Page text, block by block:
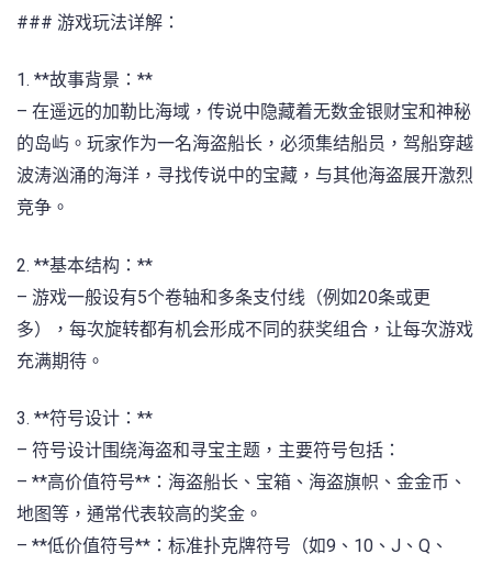
### 游戏玩法详解：
1. **故事背景：**
– 在遥远的加勒比海域，传说中隐藏着无数金银财宝和神秘
的岛屿。玩家作为一名海盗船长，必须集结船员，驾船穿越
波涛汹涌的海洋，寻找传说中的宝藏，与其他海盗展开激烈
竞争。
2. **基本结构：**
– 游戏一般设有5个卷轴和多条支付线（例如20条或更
多），每次旋转都有机会形成不同的获奖组合，让每次游戏
充满期待。
3. **符号设计：**
– 符号设计围绕海盗和寻宝主题，主要符号包括：
– **高价值符号**：海盗船长、宝箱、海盗旗帜、金金币、
地图等，通常代表较高的奖金。
– **低价值符号**：标准扑克牌符号（如9、10、J、Q、